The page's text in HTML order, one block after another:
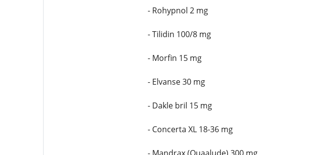
- Rohypnol 2 mg
- Tilidin 100/8 mg
- Morfin 15 mg
- Elvanse 30 mg
- Dakle bril 15 mg
- Concerta XL 18-36 mg